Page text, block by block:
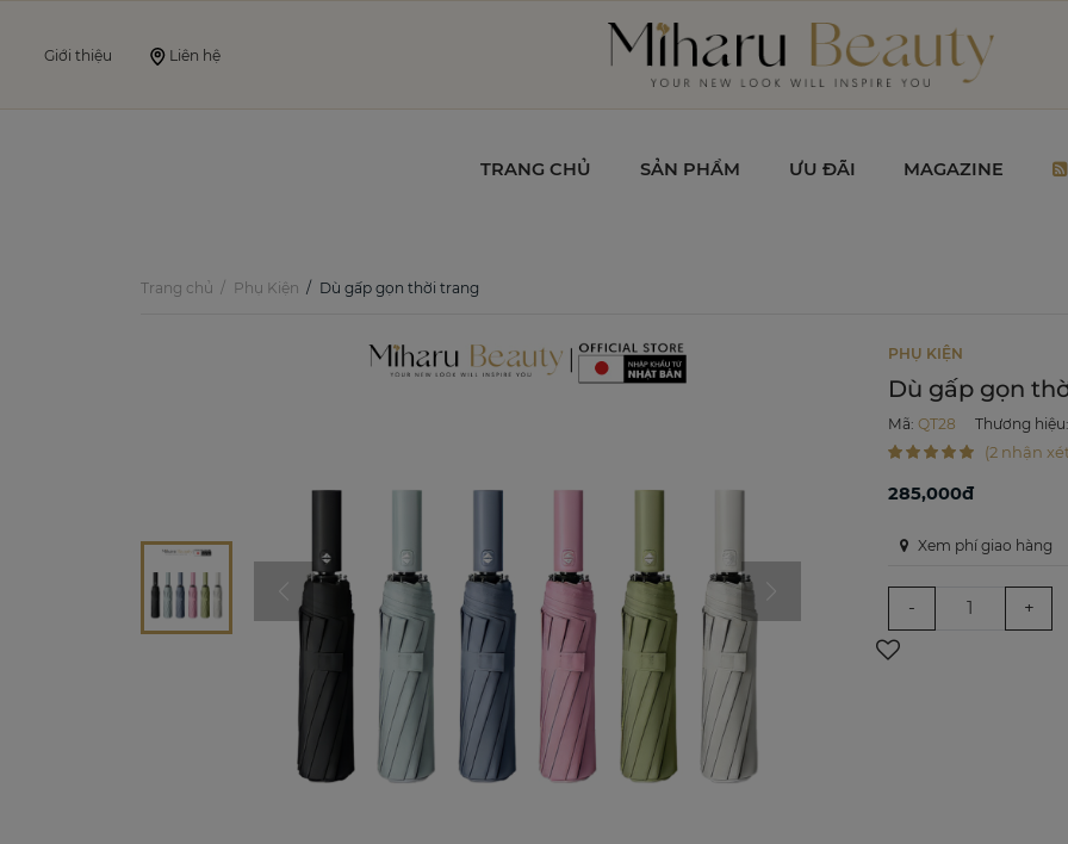
Giới thiệu Liên hệ
TRANG CHỦ SẢN PHẨM ƯU ĐÃI MAGAZINE
Trang chủ Phụ Kiện Dù gấp gọn thời trang
PHỤ KIỆN
Dù gấp gọn
Mã:QT28 Thương hiệu:
(2 nhận
285,000đ
Xem phí giao hàng
- +